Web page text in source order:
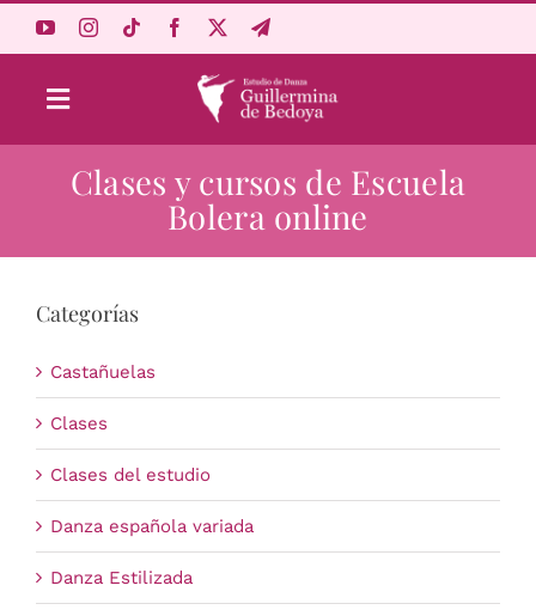
Toggle
Navigation
Aprende Online
Estudio
Carrito
Clases y cursos de Escuela
Bolera online
Categorías
Castañuelas
Clases
Clases del estudio
Danza española variada
Danza Estilizada